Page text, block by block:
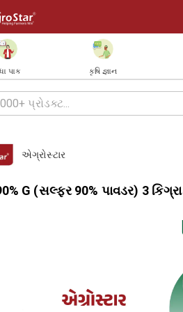
પાક કૃષિ જ્ઞાન
એગ્રોસ્ટાર
G (સલ્ફર 90% પાવડર) 3 કિગ્રા